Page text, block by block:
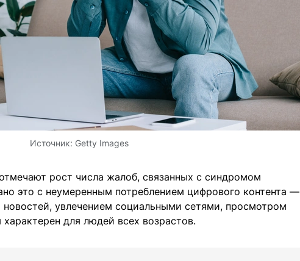
Источник: Getty Images
рост числа жалоб, связанных с синдромом
это с неумеренным потреблением цифрового контента —
увлечением социальными сетями, просмотром
для людей всех возрастов.